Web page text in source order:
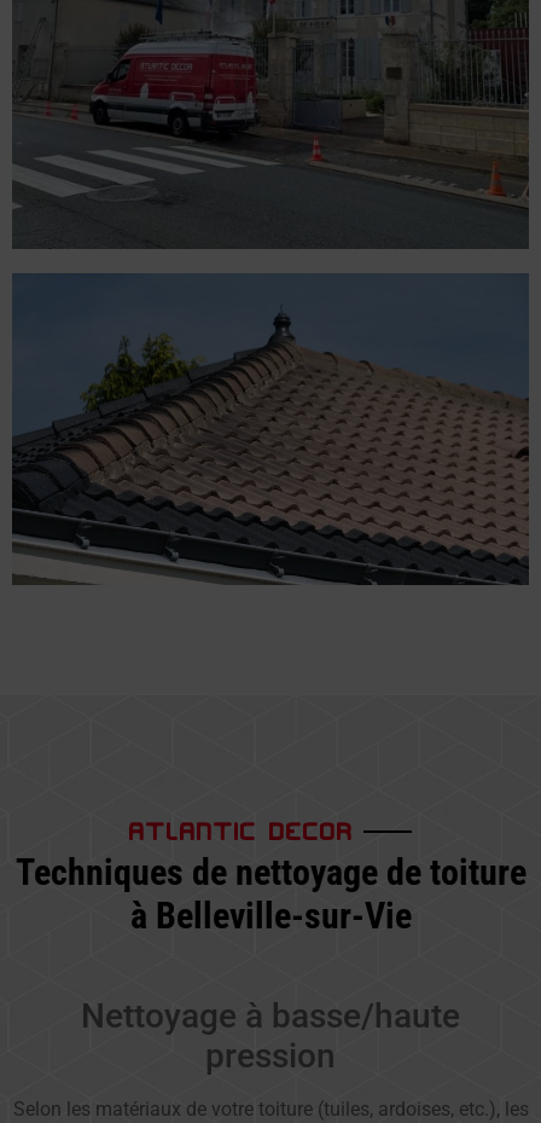
ATLANTIC DECOR
Techniques de nettoyage de toiture
à Belleville-sur-Vie
Nettoyage à basse/haute
pression
Selon les matériaux de votre toiture (tuiles, ardoises, etc.), les